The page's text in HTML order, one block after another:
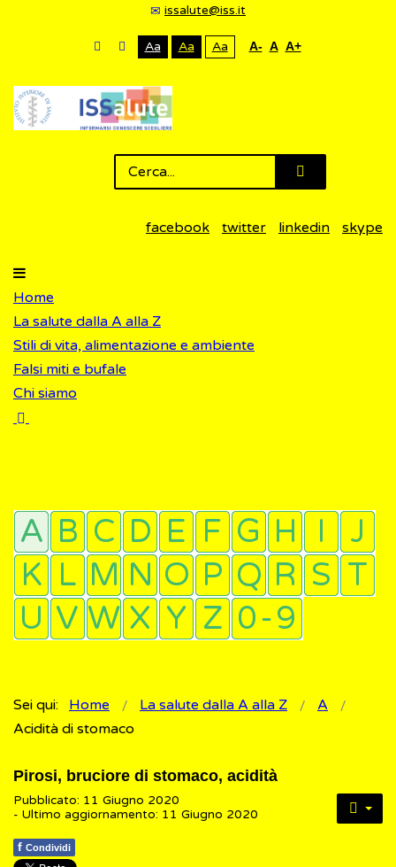
issalute@iss.it
Aa Aa Aa A- A A+
facebook twitter linkedin skype
Home
La salute dalla A alla Z
Stili di vita, alimentazione e ambiente
Falsi miti e bufale
Chi siamo
Sei qui: Home La salute dalla A alla Z
A
Acidità di stomaco
Pirosi, bruciore di stomaco, acidità
Pubblicato: 11 Giugno 2020
- Ultimo aggiornamento: 11 Giugno 2020
f Condividi